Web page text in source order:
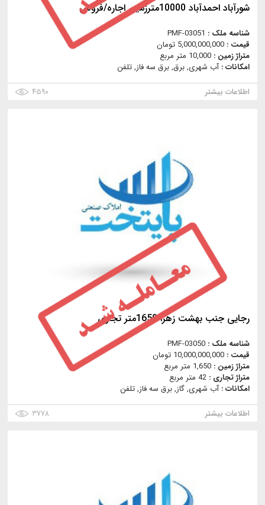
شورآباد احمدآباد 10000مترزمین اجاره/فروش
شناسه ملک : PMF-03051
قیمت : 5,000,000,000 تومان
متراژ زمین : 10,000 متر مربع
امکانات :آب شهری, برق, برق سه فاز, تلفن
اطلاعات بیشتر
۴۵۹۰
رجایی جنب بهشت زهرا 1650متر تجاری
شناسه ملک : PMF-03050
قیمت : 10,000,000,000 تومان
متراژ زمین : 1,650 متر مربع
متراژ تجاری : 42 متر مربع
امکانات :آب شهری, گاز, برق سه فاز, تلفن
اطلاعات بیشتر
۳۷۷۸